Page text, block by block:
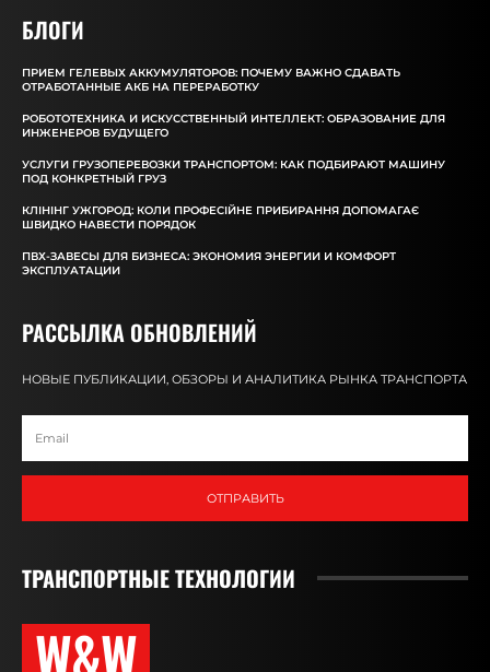
БЛОГИ
ПРИЕМ ГЕЛЕВЫХ АККУМУЛЯТОРОВ: ПОЧЕМУ ВАЖНО СДАВАТЬ
ОТРАБОТАННЫЕ АКБ НА ПЕРЕРАБОТКУ
РОБОТОТЕХНИКА И ИСКУССТВЕННЫЙ ИНТЕЛЛЕКТ: ОБРАЗОВАНИЕ ДЛЯ
ИНЖЕНЕРОВ БУДУЩЕГО
УСЛУГИ ГРУЗОПЕРЕВОЗКИ ТРАНСПОРТОМ: КАК ПОДБИРАЮТ МАШИНУ
ПОД КОНКРЕТНЫЙ ГРУЗ
КЛІНІНГ УЖГОРОД: КОЛИ ПРОФЕСІЙНЕ ПРИБИРАННЯ ДОПОМАГАЄ
ШВИДКО НАВЕСТИ ПОРЯДОК
ПВХ-ЗАВЕСЫ ДЛЯ БИЗНЕСА: ЭКОНОМИЯ ЭНЕРГИИ И КОМФОРТ
ЭКСПЛУАТАЦИИ
РАССЫЛКА ОБНОВЛЕНИЙ
НОВЫЕ ПУБЛИКАЦИИ, ОБЗОРЫ И АНАЛИТИКА РЫНКА ТРАНСПОРТА
ОТПРАВИТЬ
ТРАНСПОРТНЫЕ ТЕХНОЛОГИИ
W&W